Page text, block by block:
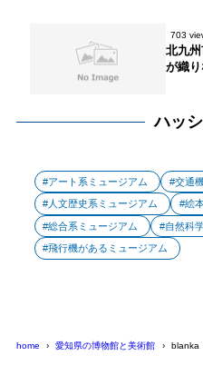
703
北九
が織
ハッ
アート系ミュージアム 交通
人文歴史系ミュージアム 絵
総合系ミュージアム 自然科
飛行機があるミュージアム
home 愛知県の博物館と美術館 blanka